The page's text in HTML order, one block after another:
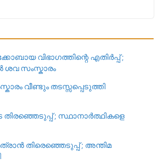
വിഭാഗത്തിന്റെ എതിർപ്പ് ;
ശവ സംസ്കാരം
വീണ്ടും തടസ്സപ്പെടുത്തി
തിരഞ്ഞെടുപ്പ് ; സ്ഥാനാർത്ഥികളെ
തിരെഞ്ഞെടുപ്പ് ; അന്തിമ